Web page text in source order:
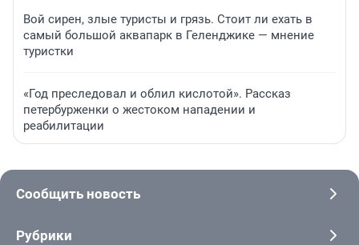
Вой сирен, злые туристы и грязь. Стоит ли ехать в
самый большой аквапарк в Геленджике — мнение
туристки
«Год преследовал и облил кислотой». Рассказ
петербурженки о жестоком нападении и
реабилитации
Сообщить новость
Рубрики